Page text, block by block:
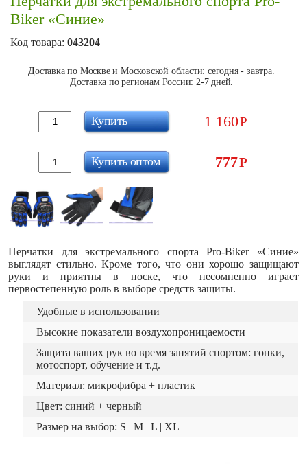
Biker «Синие»
Код товара: 043204
Доставка по Москве и Московской области: сегодня - завтра.
Доставка по регионам России: 2-7 дней.
1 160Р
Купить
777Р
Купить оптом
Перчатки для экстремального спорта Pro-Biker «Синие»
выглядят стильно. Кроме того, что они хорошо защищают
руки и приятны в носке, что несомненно играет
первостепенную роль в выборе средств защиты.
Удобныe в использовании
Высокие показатели воздухопроницаемости
Защита ваших рук во время занятий спортом: гонки,
мотоспорт, обучение и т.д.
Материал: микрофибра + пластик
Цвет: синий + черный
Размер на выбор: S | M | L | XL